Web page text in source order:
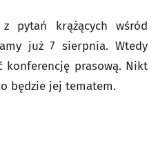
pytań krążących wśród
już 7 sierpnia. Wtedy
konferencję prasową. Nikt
będzie jej tematem.